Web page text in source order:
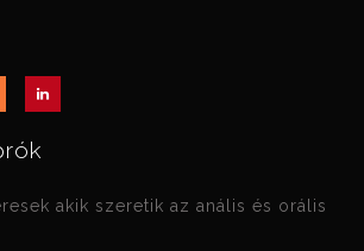
akik szeretik az anális és orális